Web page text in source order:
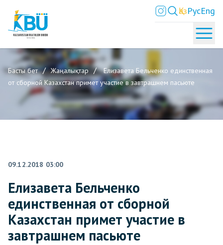
ҚазРусEng
Басты бет Жаңалықтар
Елизавета Бельченко единственная
от сборной Казахстан примет участие в завтрашнем пасьюте
09.12.2018 03:00
Елизавета Бельченко
единственная от сборной
Казахстан примет участие в
завтрашнем пасьюте